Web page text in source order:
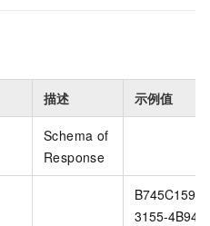
描述 示例值
Schema of
Response
B745C159-
3155-4B94-